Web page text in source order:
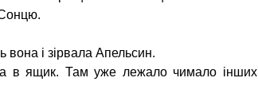
і зірвала Апельсин.
в ящик. Там уже лежало чимало інших